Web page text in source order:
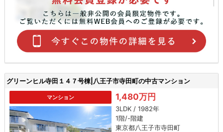
グリーンヒル寺田１４７号棟|八王子市寺田町の中古マンション
マンション 1,480万円
3LDK / 1982年
1階/-階建
東京都八王子市寺田町